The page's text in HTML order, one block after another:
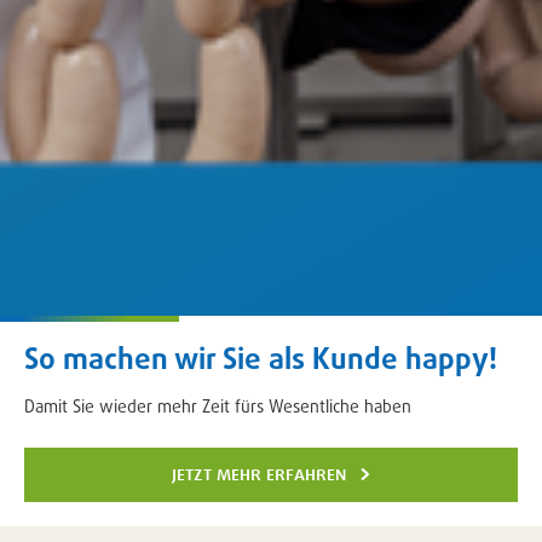
So machen wir Sie als Kunde happy!
Damit Sie wieder mehr Zeit fürs Wesentliche haben
jetzt mehr erfahren